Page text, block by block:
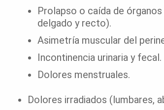
Prolapso o caída de
delgado y recto).
Asimetría muscular del
Incontinencia urinaria y fecal.
Dolores menstruales.
Dolores irradiados (lumbares,